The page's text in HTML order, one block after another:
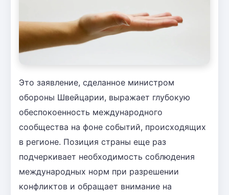
Это заявление, сделанное министром
обороны Швейцарии, выражает глубокую
обеспокоенность международного
сообщества на фоне событий, происходящих
в регионе. Позиция страны еще раз
подчеркивает необходимость соблюдения
международных норм при разрешении
конфликтов и обращает внимание на